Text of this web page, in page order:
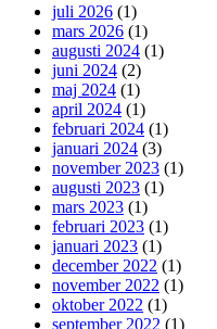
juli 2026 (1)
mars 2026 (1)
augusti 2024 (1)
juni 2024 (2)
maj 2024 (1)
april 2024 (1)
februari 2024 (1)
januari 2024 (3)
november 2023 (1)
augusti 2023 (1)
mars 2023 (1)
februari 2023 (1)
januari 2023 (1)
december 2022 (1)
november 2022 (1)
oktober 2022 (1)
september 2022 (1)